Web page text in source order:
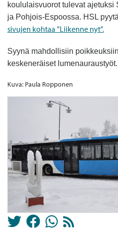
koululaisvuorot tulevat ajetuksi
ja Pohjois-Espoossa. HSL
sivujen kohtaa ”Liikenne nyt”.
Syynä mahdollisiin
keskeneräiset lumenauraustyöt.
Kuva: Paula Ropponen